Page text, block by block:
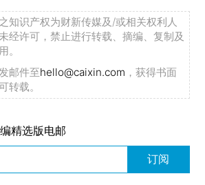
知识产权为财新传媒及/或相关权利人
经许可，禁止进行转载、摘编、复制及
。
邮件至hello@caixin.com ，获得书面
转载。
精选版电邮
订阅